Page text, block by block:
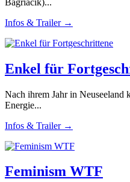
Infos & Trailer →
Enkel für
Nach ihrem Jahr in
Energie...
Infos & Trailer →
Feminism WTF